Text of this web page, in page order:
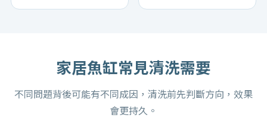
家居魚缸常見清洗需要
不同問題背後可能有不同成因，清洗前先判斷方向，效果
會更持久。